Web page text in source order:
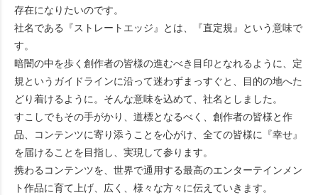
存在になりたいのです。
社名である『ストレートエッジ』とは、『直定規』という意味で
す。
暗闇の中を歩く創作者の皆様の進むべき目印となれるように、定
規というガイドラインに沿って迷わずまっすぐと、目的の地へた
どり着けるように。そんな意味を込めて、社名としました。
すこしでもその手がかり、道標となるべく、創作者の皆様と作
品、コンテンツに寄り添うことを心がけ、全ての皆様に『幸せ』
を届けることを目指し、実現して参ります。
携わるコンテンツを、世界で通用する最高のエンターテインメン
ト作品に育て上げ、広く、様々な方々に伝えていきます。